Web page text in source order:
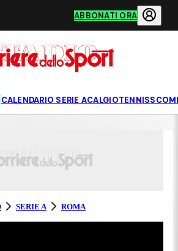
ABBONATI ORA
CALENDARIO SERIE ACALCIOTENNIS
SERIE A ROMA